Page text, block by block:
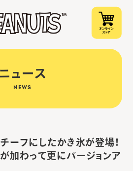
ュース
NEWS
ーフにしたかき氷が登場！
加わって更にバージョンア